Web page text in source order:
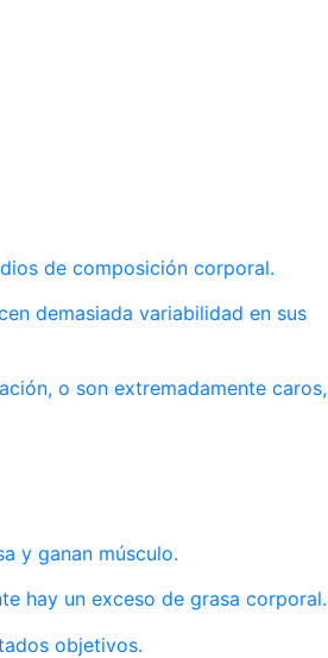
de composición corporal.
demasiada variabilidad en sus
o son extremadamente caros,
y ganan músculo.
hay un exceso de grasa corporal.
objetivos.